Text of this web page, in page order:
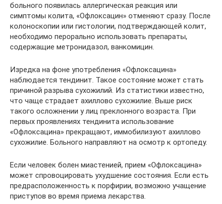
больного появилась аллергическая реакция или
симптомы колита, «Офлоксацин» отменяют сразу. После
колоноскопии или гистологии, подтверждающей колит,
необходимо перорально использовать препараты,
содержащие метронидазол, ванкомицин.
Изредка на фоне употребления «Офлоксацина»
наблюдается тендинит. Такое состояние может стать
причиной разрыва сухожилий. Из статистики известно,
что чаще страдает ахиллово сухожилие. Выше риск
такого осложнении у лиц преклонного возраста. При
первых проявлениях тендинита использование
«Офлоксацина» прекращают, иммобилизуют ахиллово
сухожилие. Больного направляют на осмотр к ортопеду.
Если человек болен миастенией, прием «Офлоксацина»
может спровоцировать ухудшение состояния. Если есть
предрасположенность к порфирии, возможно учащение
приступов во время приема лекарства.